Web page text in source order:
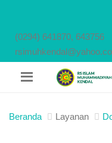
(0294) 641870, 643756
Beranda Layanan